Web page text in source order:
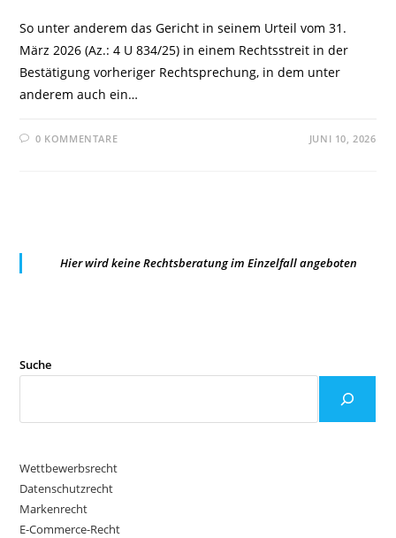
So unter anderem das Gericht in seinem Urteil vom 31.
März 2026 (Az.: 4 U 834/25) in einem Rechtsstreit in der
Bestätigung vorheriger Rechtsprechung, in dem unter
anderem auch ein…
0 KOMMENTARE JUNI 10, 2026
Hier wird keine Rechtsberatung im Einzelfall angeboten
Suche
Wettbewerbsrecht
Datenschutzrecht
Markenrecht
E-Commerce-Recht